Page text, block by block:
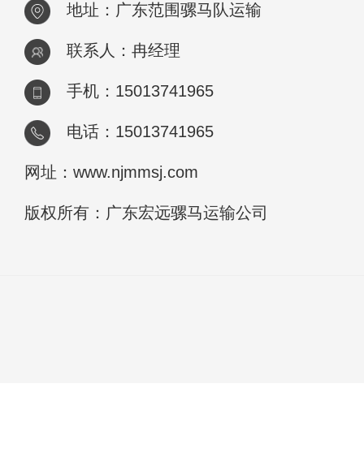
地址：广东范围骡马队运输
联系人：冉经理
手机：15013741965
电话：15013741965
网址：www.njmmsj.com
版权所有：广东宏远骡马运输公司